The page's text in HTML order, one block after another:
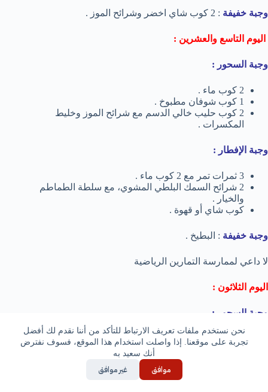
نحن نستخدم ملفات تعريف الارتباط للتأكد من أننا نقدم لك أفضل
تجربة على موقعنا. إذا واصلت استخدام هذا الموقع، فسوف نفترض
أنك سعيد به
موافق غير موافق
وجبة خفيفة : 2 كوب شاي اخضر وشرائح الموز .
اليوم التاسع والعشرين :
وجبة السحور :
2 كوب ماء .
1 كوب شوفان مطبوخ .
2 كوب حليب خالي الدسم مع شرائح الموز وخليط
المكسرات .
وجبة الإفطار :
3 ثمرات تمر مع 2 كوب ماء .
2 شرائح السمك البلطي المشوي، مع سلطة الطماطم
والخيار .
كوب شاي أو قهوة .
وجبة خفيفة : البطيخ .
لا داعي لممارسة التمارين الرياضية
اليوم الثلاثون :
وجبة السحور :